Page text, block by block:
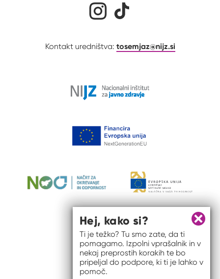
Družabna omrežja
Kontakt uredništva: tosemjaz@nijz.si
Zapri
Hej, kako si?
Ti je težko? Tu smo zate, da ti
pomagamo. Izpolni vprašalnik in v
nekaj preprostih korakih te bo
pripeljal do podpore, ki ti je lahko v
pomoč.